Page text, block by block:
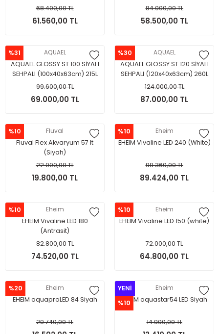
68.400,00 TL
61.560,00 TL
84.000,00 TL
58.500,00 TL
%31 AQUAEL
AQUAEL GLOSSY ST 100 SİYAH
SEHPALI (100x40x63cm) 215L
99.600,00 TL
69.000,00 TL
%30 AQUAEL
AQUAEL GLOSSY ST 120 SİYAH
SEHPALI (120x40x63cm) 260L
124.000,00 TL
87.000,00 TL
%10 Fluval
Fluval Flex Akvaryum 57 lt
(Siyah)
22.000,00 TL
19.800,00 TL
%10 Eheim
EHEIM Vivaline LED 240 (White)
99.360,00 TL
89.424,00 TL
%10 Eheim
EHEIM Vivaline LED 180
(Antrasit)
82.800,00 TL
74.520,00 TL
%10 Eheim
EHEIM Vivaline LED 150 (white)
72.000,00 TL
64.800,00 TL
%20 Eheim
EHEIM aquaproLED 84 Siyah
20.740,00 TL
YENİ
%10
Eheim
EHEIM aquastar54 LED Siyah
14.900,00 TL